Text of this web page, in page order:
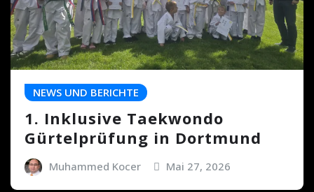
NEWS UND BERICHTE
1. Inklusive Taekwondo
Gürtelprüfung in Dortmund
Muhammed Kocer Mai 27, 2026